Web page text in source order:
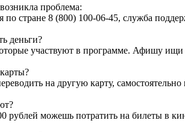
проблема:
по стране 8 (800) 100-06-45, служба
деньги?
участвуют в программе. Афишу ищи
на другую карту, самостоятельно
рублей можешь потратить на билеты в